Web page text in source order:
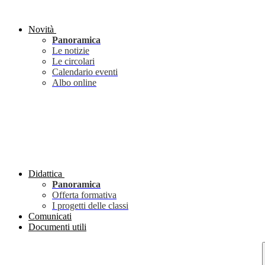
Novità
Panoramica
Le notizie
Le circolari
Calendario eventi
Albo online
Didattica
Panoramica
Offerta formativa
I progetti delle classi
Comunicati
Documenti utili